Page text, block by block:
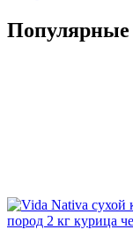
Популярные